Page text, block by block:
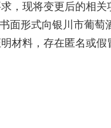
，现将变更后的相关
面形式向银川市葡萄
材料 ，存在匿名或